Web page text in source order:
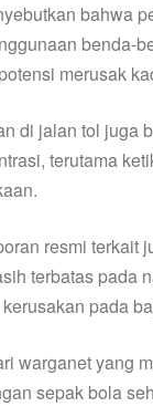
bahwa
benda-
merusak
di jalan tol juga
terutama
resmi terkait
terbatas pada
pada
warganet yang
sepak bola